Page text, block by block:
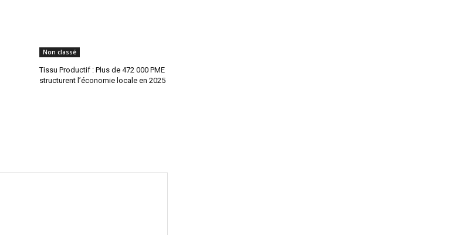
Non classé
Tissu Productif : Plus de 472 000 PME
structurent l’économie locale en 2025